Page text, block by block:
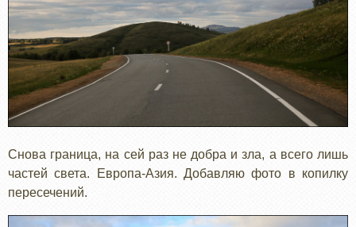
Снова граница, на сей раз не добра и зла, а всего лишь
частей света. Европа-Азия. Добавляю фото в копилку
пересечений.